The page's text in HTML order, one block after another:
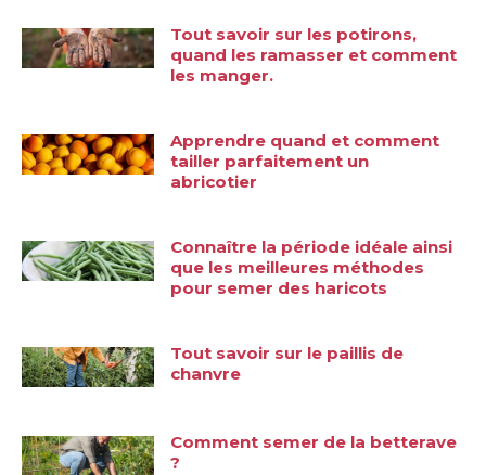
Tout savoir sur les potirons,
quand les ramasser et comment
les manger.
Apprendre quand et comment
tailler parfaitement un
abricotier
Connaître la période idéale ainsi
que les meilleures méthodes
pour semer des haricots
Tout savoir sur le paillis de
chanvre
Comment semer de la betterave
?